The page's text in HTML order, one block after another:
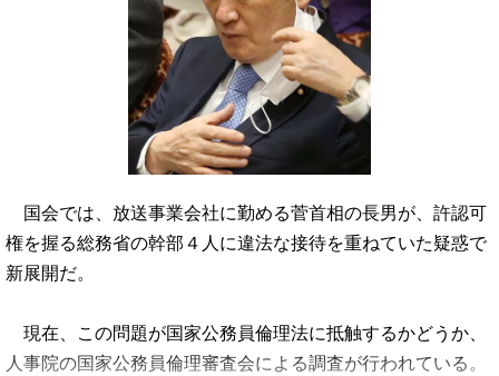
国会では、放送事業会社に勤める菅首相の長男が、許認可
権を握る総務省の幹部４人に違法な接待を重ねていた疑惑で
新展開だ。
現在、この問題が国家公務員倫理法に抵触するかどうか、
人事院の国家公務員倫理審査会による調査が行われている。